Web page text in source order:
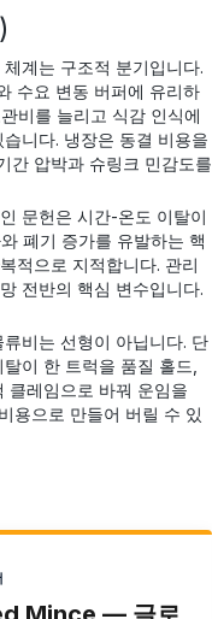
체계는 구조적 분기입니다.
수요 변동 버퍼에 유리하
비를 늘리고 식감 인식에
니다. 냉장은 동결 비용을
간 압박과 슈링크 민감도를
문헌은 시간-온도 이탈이
폐기 증가를 유발하는 핵
적으로 지적합니다. 관리
전반의 핵심 변수입니다.
류비는 선형이 아닙니다. 단
이 한 트럭을 품질 홀드,
클레임으로 바꿔 운임을
용으로 만들어 버릴 수 있